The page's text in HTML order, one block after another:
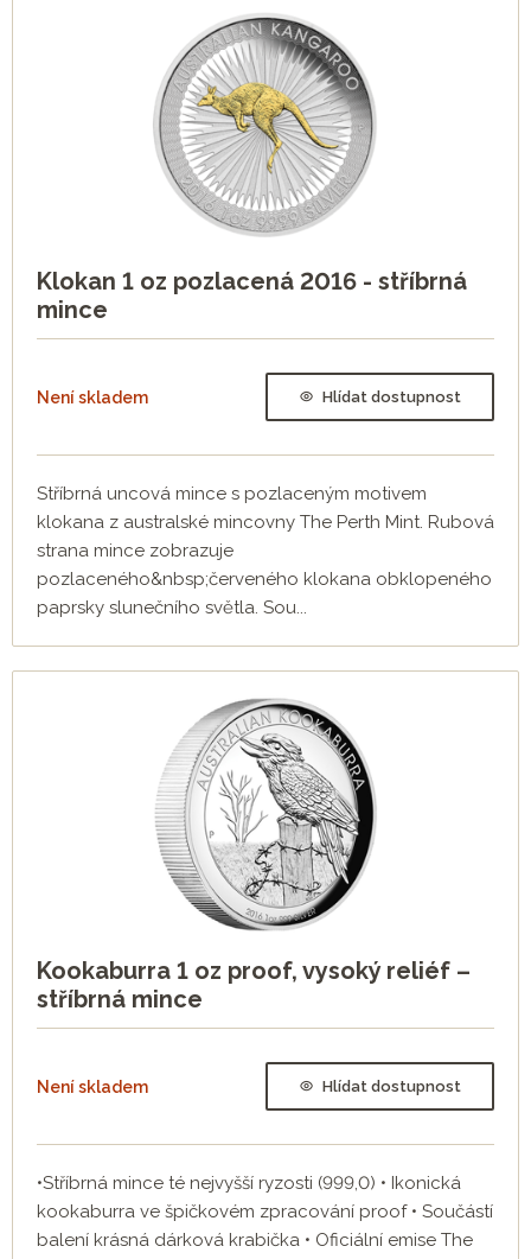
Klokan 1 oz pozlacená 2016 - stříbrná
mince
Není skladem Hlídat dostupnost
Stříbrná uncová mince s pozlaceným motivem
klokana z australské mincovny The Perth Mint. Rubová
strana mince zobrazuje
pozlaceného&nbsp;červeného klokana obklopeného
paprsky slunečního světla. Sou...
Kookaburra 1 oz proof, vysoký reliéf –
stříbrná mince
Není skladem Hlídat dostupnost
•Stříbrná mince té nejvyšší ryzosti (999,0) • Ikonická
kookaburra ve špičkovém zpracování proof • Součástí
balení krásná dárková krabička • Oficiální emise The